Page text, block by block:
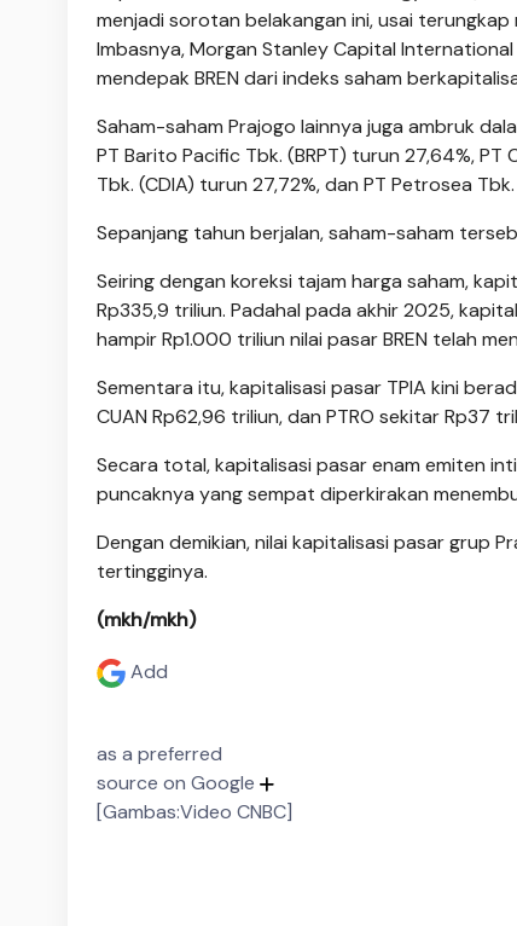
menjadi sorotan belakangan ini, usai terungkap
Imbasnya, Morgan Stanley Capital
mendepak BREN dari indeks saham
Saham-saham Prajogo lainnya juga ambruk
PT Barito Pacific Tbk. (BRPT) turun 27,64%,
Tbk. (CDIA) turun 27,72%, dan PT Petrosea Tbk.
Sepanjang tahun berjalan, saham-saham
Seiring dengan koreksi tajam harga saham,
Rp335,9 triliun. Padahal pada akhir 2025,
hampir Rp1.000 triliun nilai pasar BREN telah
Sementara itu, kapitalisasi pasar TPIA kini
CUAN Rp62,96 triliun, dan PTRO sekitar Rp37
Secara total, kapitalisasi pasar enam emiten
puncaknya yang sempat diperkirakan
Dengan demikian, nilai kapitalisasi pasar grup
tertingginya.
(mkh/mkh)
Add
as a preferred
source on Google
[Gambas:Video CNBC]